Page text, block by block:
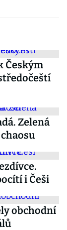
Českým
Zelená
i Češi
obchodní